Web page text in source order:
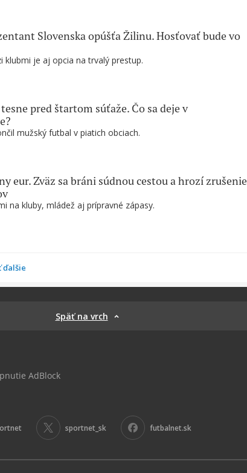
klubmi je aj opcia na trvalý prestup.
Slovenska opúšťa Žilinu. Hosťovať bude vo
mužský futbal v piatich obciach.
pred štartom súťaže. Čo sa deje v
na kluby, mládež aj prípravné zápasy.
eur. Zväz sa bráni súdnou cestou a hrozí zrušenie
ďalšie
Späť na vrch
AdBlock
sportnet_sk futbalnet.sk